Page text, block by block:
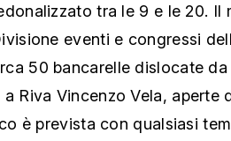
tra le 9 e le 20. Il
eventi e congressi
50 bancarelle dislocate da
Riva Vincenzo Vela, aperte
è prevista con qualsiasi